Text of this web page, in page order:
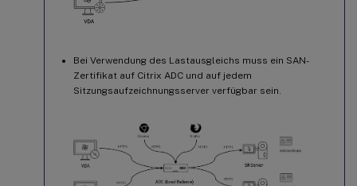
Bei Verwendung des Lastausgleichs muss ein SAN-
Zertifikat auf Citrix ADC und auf jedem
Sitzungsaufzeichnungsserver verfügbar sein.